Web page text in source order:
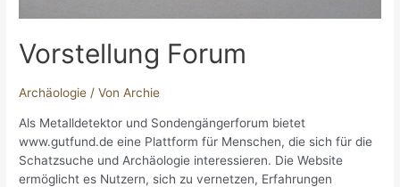
Vorstellung Forum
Archäologie / VonArchie
Als Metalldetektor und Sondengängerforum bietet
www.gutfund.de eine Plattform für Menschen, die sich für die
Schatzsuche und Archäologie interessieren. Die Website
ermöglicht es Nutzern, sich zu vernetzen, Erfahrungen